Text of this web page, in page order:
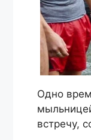
Одно
встречу,